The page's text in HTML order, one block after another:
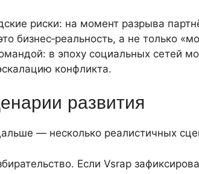
риски: на момент разрыва
бизнес‑реальность, а не только
в эпоху социальных сетей
конфликта.
развития
— несколько реалистичных
Если Vsrap